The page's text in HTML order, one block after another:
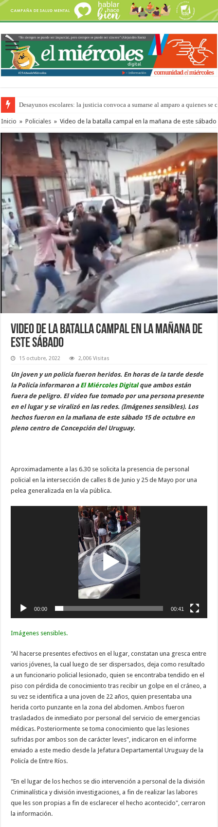
Desayunos escolares: la justicia convoca a sumarse al amparo a quienes se
Inicio » Policiales » Video de la batalla campal en la mañana de este sábado
Video de la batalla campal en la mañana de
este sábado
15 octubre, 2022 2,006 Visitas
Un joven y un policía fueron heridos. En horas de la tarde desde
la Policía informaron a El Miércoles Digitalque ambos están
fuera de peligro. El video fue tomado por una persona presente
en el lugar y se viralizó en las redes. (Imágenes sensibles). Los
hechos fueron en la mañana de este sábado 15 de octubre en
pleno centro de Concepción del Uruguay.
Aproximadamente a las 6.30 se solicita la presencia de personal
policial en la intersección de calles 8 de Junio y 25 de Mayo por una
pelea generalizada en la vía pública.
00:00 00:41
Imágenes sensibles.
"Al hacerse presentes efectivos en el lugar, constatan una gresca entre
varios jóvenes, la cual luego de ser dispersados, deja como resultado
a un funcionario policial lesionado, quien se encontraba tendido en el
piso con pérdida de conocimiento tras recibir un golpe en el cráneo, a
su vez se identifica a una joven de 22 años, quien presentaba una
herida corto punzante en la zona del abdomen. Ambos fueron
trasladados de inmediato por personal del servicio de emergencias
médicas. Posteriormente se toma conocimiento que las lesiones
sufridas por ambos son de carácter leves", indicaron en el informe
enviado a este medio desde la Jefatura Departamental Uruguay de la
Policía de Entre Ríos.
"En el lugar de los hechos se dio intervención a personal de la división
Criminalística y división investigaciones, a fin de realizar las labores
que les son propias a fin de esclarecer el hecho acontecido", cerraron
la información.